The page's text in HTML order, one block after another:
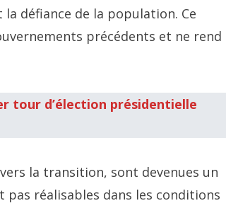
défiance de la population. Ce
précédents et ne rend
tour d’élection présidentielle
la transition, sont devenues un
pas réalisables dans les conditions